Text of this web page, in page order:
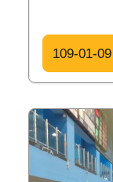
109-01-09